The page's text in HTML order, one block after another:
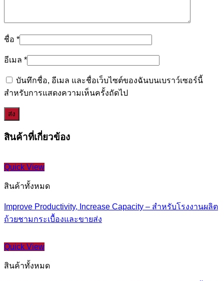
ชื่อ *
อีเมล *
บันทึกชื่อ, อีเมล และชื่อเว็บไซต์ของฉันบนเบราว์เซอร์นี้
สำหรับการแสดงความเห็นครั้งถัดไป
สินค้าที่เกี่ยวข้อง
Quick View
สินค้าทั้งหมด
Improve Productivity, Increase Capacity – สำหรับโรงงานผลิต
ถ้วยชามกระเบื้องและขายส่ง
Quick View
สินค้าทั้งหมด